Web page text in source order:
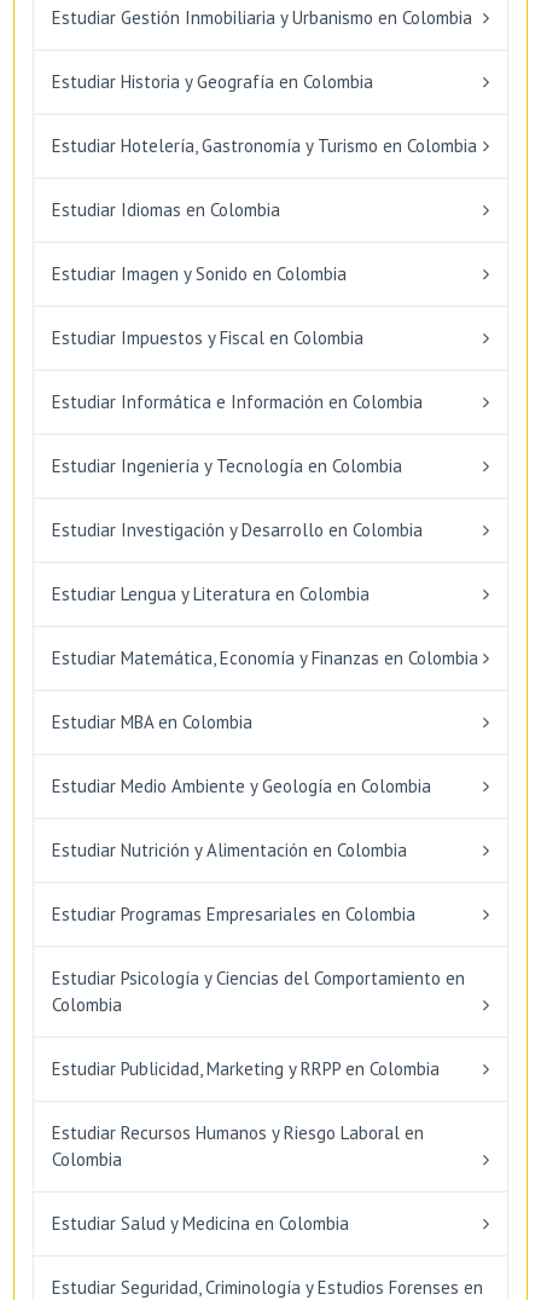
Estudiar Gestión Inmobiliaria y Urbanismo en Colombia
Estudiar Historia y Geografía en Colombia
Estudiar Hotelería, Gastronomía y Turismo en Colombia
Estudiar Idiomas en Colombia
Estudiar Imagen y Sonido en Colombia
Estudiar Impuestos y Fiscal en Colombia
Estudiar Informática e Información en Colombia
Estudiar Ingeniería y Tecnología en Colombia
Estudiar Investigación y Desarrollo en Colombia
Estudiar Lengua y Literatura en Colombia
Estudiar Matemática, Economía y Finanzas en Colombia
Estudiar MBA en Colombia
Estudiar Medio Ambiente y Geología en Colombia
Estudiar Nutrición y Alimentación en Colombia
Estudiar Programas Empresariales en Colombia
Estudiar Psicología y Ciencias del Comportamiento en
Colombia
Estudiar Publicidad, Marketing y RRPP en Colombia
Estudiar Recursos Humanos y Riesgo Laboral en
Colombia
Estudiar Salud y Medicina en Colombia
Estudiar Seguridad, Criminología y Estudios Forenses en